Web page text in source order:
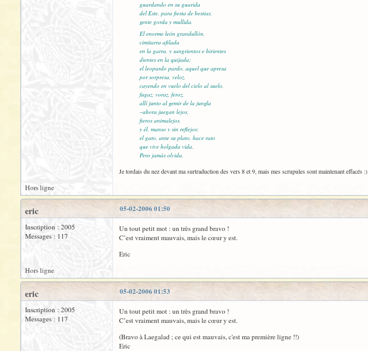
guardando en su guarida
del Este, para fiesta de bestias,
gente gorda y mullida.
El enorme león grandullón,
cimitarra afilada
en la garra, y sangrientos e hirientes
dientes en la quijada;
el leopardo pardo, aquel que apresa
por sorpresa, veloz,
cayendo en vuelo del cielo al suelo,
fugaz, voraz, feroz,
allí junto al gemir de la jungla
–ahora juegan lejos,
fieros animalejos,
y él, manso y sin reflejos:
el gato, ante su plato, hace rato
que vive holgada vida.
Pero jamás olvida.
Je tordais du nez devant ma surtraduction des vers 8 et 9, mais mes scrupules sont maintenant effacés :)
Hors ligne
05-02-2006 01:50
eric
Inscription : 2005
Messages : 117
Un tout petit mot : un très grand bravo !
C’est vraiment mauvais, mais le cœur y est.
Eric
Hors ligne
05-02-2006 01:53
eric
Inscription : 2005
Messages : 117
Un tout petit mot : un très grand bravo !
C’est vraiment mauvais, mais le cœur y est.
(Bravo à Laegalad ; ce qui est mauvais, c'est ma première ligne !!)
Eric